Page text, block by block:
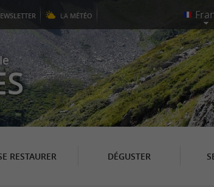
LA MÉTÉO
RESTAURER DÉGUSTER